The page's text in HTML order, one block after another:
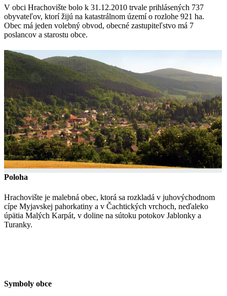
V obci Hrachovište bolo k 31.12.2010 trvale prihlásených 737
obyvateľov, ktorí žijú na katastrálnom území o rozlohe 921 ha.
Obec má jeden volebný obvod, obecné zastupiteľstvo má 7
poslancov a starostu obce.
Poloha
Hrachovište je malebná obec, ktorá sa rozkladá v juhovýchodnom
cípe Myjavskej pahorkatiny a v Čachtických vrchoch, neďaleko
úpätia Malých Karpát, v doline na sútoku potokov Jablonky a
Turanky.
Symboly obce